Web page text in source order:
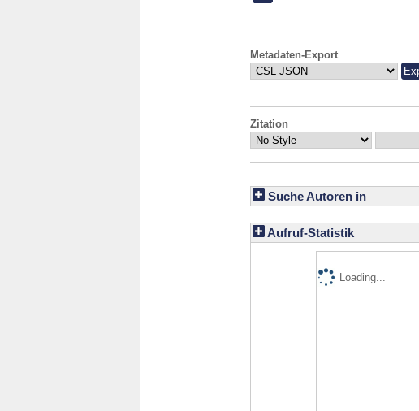
Metadaten-Export
Zitation
Suche Autoren in
Aufruf-Statistik
Loading...